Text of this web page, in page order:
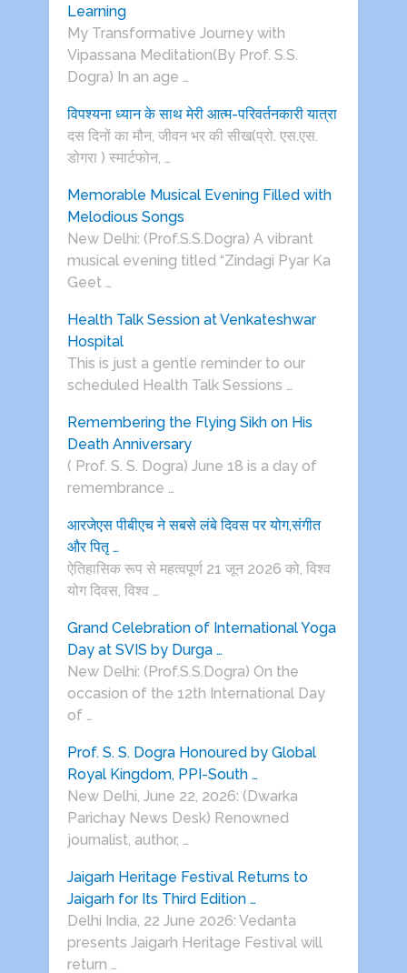
Learning
My Transformative Journey with
Vipassana Meditation(By Prof. S.S.
Dogra) In an age …
विपश्यना ध्यान के साथ मेरी आत्म-परिवर्तनकारी यात्रा
दस दिनों का मौन, जीवन भर की सीख(प्रो. एस.एस.
डोगरा ) स्मार्टफोन, …
Memorable Musical Evening Filled with
Melodious Songs
New Delhi: (Prof.S.S.Dogra) A vibrant
musical evening titled “Zindagi Pyar Ka
Geet …
Health Talk Session at Venkateshwar
Hospital
This is just a gentle reminder to our
scheduled Health Talk Sessions …
Remembering the Flying Sikh on His
Death Anniversary
( Prof. S. S. Dogra) June 18 is a day of
remembrance …
आरजेएस पीबीएच ने सबसे लंबे दिवस पर योग,संगीत
और पितृ …
ऐतिहासिक रूप से महत्वपूर्ण 21 जून 2026 को, विश्व
योग दिवस, विश्व …
Grand Celebration of International Yoga
Day at SVIS by Durga …
New Delhi: (Prof.S.S.Dogra) On the
occasion of the 12th International Day
of …
Prof. S. S. Dogra Honoured by Global
Royal Kingdom, PPI-South …
New Delhi, June 22, 2026: (Dwarka
Parichay News Desk) Renowned
journalist, author, …
Jaigarh Heritage Festival Returns to
Jaigarh for Its Third Edition …
Delhi India, 22 June 2026: Vedanta
presents Jaigarh Heritage Festival will
return …